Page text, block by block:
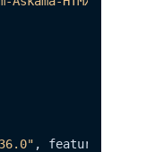
, features = [